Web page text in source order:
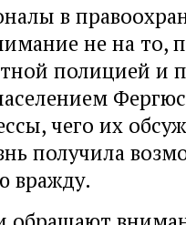
в
не на то,
полицией и
чего их
получила
вражду.